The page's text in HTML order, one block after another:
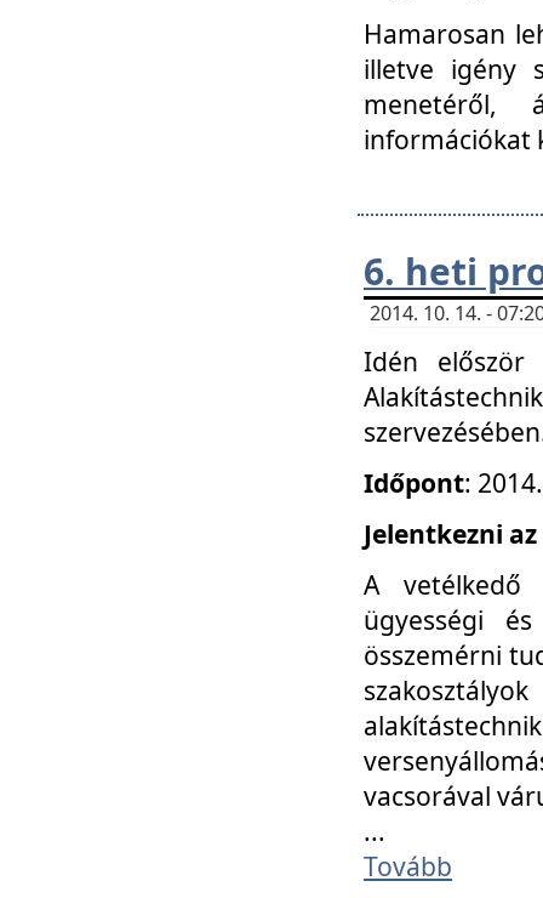
Hamarosan
illetve igény
menetéről,
információkat
6. heti
2014. 10. 14. -
Idén
Időpont:
Jelentkezni az
A vetélkedő
ügyességi
összemérni
vacsorával
...
Tovább